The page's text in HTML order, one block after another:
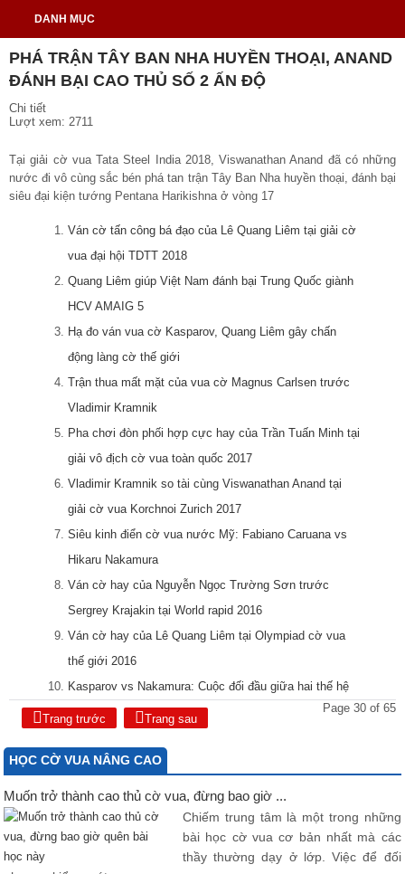
DANH MỤC
PHÁ TRẬN TÂY BAN NHA HUYỀN THOẠI, ANAND
ĐÁNH BẠI CAO THỦ SỐ 2 ẤN ĐỘ
Chi tiết
Lượt xem: 2711
Tại giải cờ vua Tata Steel India 2018, Viswanathan Anand đã có những
nước đi vô cùng sắc bén phá tan trận Tây Ban Nha huyền thoại, đánh bại
siêu đại kiện tướng Pentana Harikishna ở vòng 17
Ván cờ tấn công bá đạo của Lê Quang Liêm tại giải cờ
vua đại hội TDTT 2018
Quang Liêm giúp Việt Nam đánh bại Trung Quốc giành
HCV AMAIG 5
Hạ đo ván vua cờ Kasparov, Quang Liêm gây chấn
động làng cờ thế giới
Trận thua mất mặt của vua cờ Magnus Carlsen trước
Vladimir Kramnik
Pha chơi đòn phối hợp cực hay của Trần Tuấn Minh tại
giải vô địch cờ vua toàn quốc 2017
Vladimir Kramnik so tài cùng Viswanathan Anand tại
giải cờ vua Korchnoi Zurich 2017
Siêu kinh điển cờ vua nước Mỹ: Fabiano Caruana vs
Hikaru Nakamura
Ván cờ hay của Nguyễn Ngọc Trường Sơn trước
Sergrey Krajakin tại World rapid 2016
Ván cờ hay của Lê Quang Liêm tại Olympiad cờ vua
thế giới 2016
Kasparov vs Nakamura: Cuộc đối đầu giữa hai thế hệ
Page 30 of 65
Trang trước
Trang sau
HỌC CỜ VUA NÂNG CAO
Muốn trở thành cao thủ cờ vua, đừng bao giờ ...
Chiếm trung tâm là một trong những
bài học cờ vua cơ bản nhất mà các
thầy thường dạy ở lớp. Việc để đối